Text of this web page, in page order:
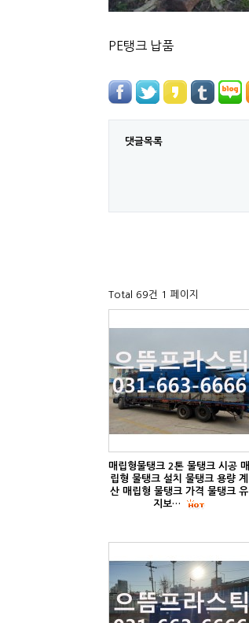
PE탱크 납품
댓글목록
Total 69건 1 페이지
매립형물탱크 2톤 물탱크 시공 매
립형 물탱크 설치 물탱크 용량 계
산 매립형 물탱크 가격 물탱크 유
지보…